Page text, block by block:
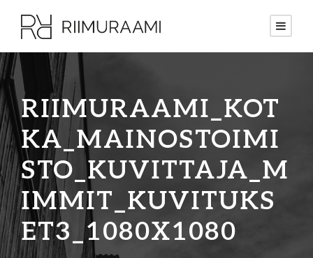
RIIMURAAMI_KOT
KA_MAINOSTOIMI
STO_KUVITTAJA_M
IMMIT_KUVITUKS
ET3_1080X1080